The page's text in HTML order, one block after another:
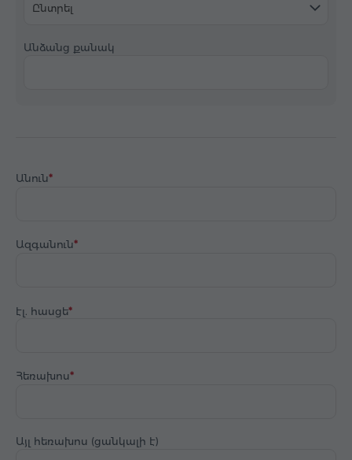
Ընտրել
Անձանց քանակ
Անուն
Ազգանուն
էլ. հասցե
Հեռախոս
Այլ հեռախոս (ցանկալի է)